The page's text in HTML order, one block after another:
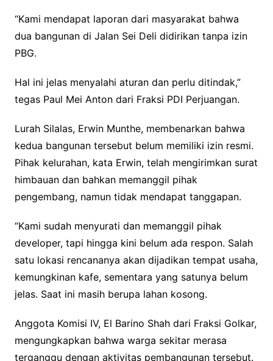
“Kami mendapat laporan dari masyarakat bahwa
dua bangunan di Jalan Sei Deli didirikan tanpa izin
PBG.
Hal ini jelas menyalahi aturan dan perlu ditindak,”
tegas Paul Mei Anton dari Fraksi PDI Perjuangan.
Lurah Silalas, Erwin Munthe, membenarkan bahwa
kedua bangunan tersebut belum memiliki izin resmi.
Pihak kelurahan, kata Erwin, telah mengirimkan surat
himbauan dan bahkan memanggil pihak
pengembang, namun tidak mendapat tanggapan.
“Kami sudah menyurati dan memanggil pihak
developer, tapi hingga kini belum ada respon. Salah
satu lokasi rencananya akan dijadikan tempat usaha,
kemungkinan kafe, sementara yang satunya belum
jelas. Saat ini masih berupa lahan kosong.
Anggota Komisi IV, El Barino Shah dari Fraksi Golkar,
mengungkapkan bahwa warga sekitar merasa
terganggu dengan aktivitas pembangunan tersebut.